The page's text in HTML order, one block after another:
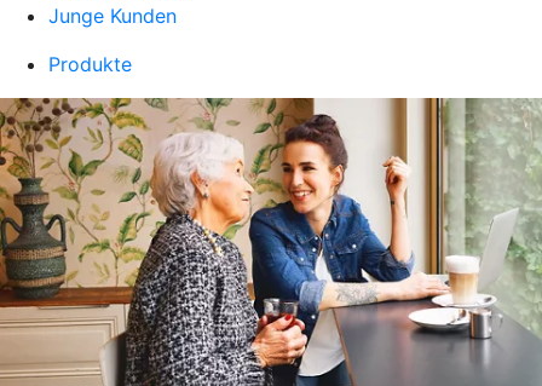
Junge Kunden
Produkte